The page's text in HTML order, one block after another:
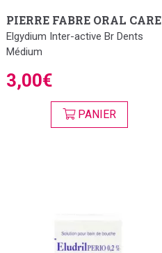
PIERRE FABRE ORAL CARE
Elgydium Inter-active Br Dents
Médium
3,00€
PANIER